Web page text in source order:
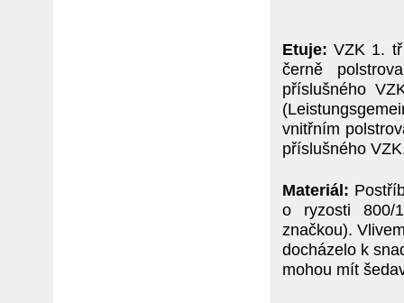
Etuje: VZK 1.
černě
příslušného
vnitřním
příslušného
Materiál:
o ryzosti 800/
značkou).
docházelo k
mohou mít